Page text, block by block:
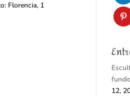
Florencia, 1
12,